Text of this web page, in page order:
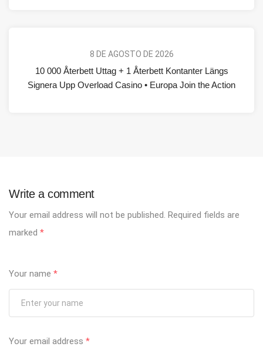
8 DE AGOSTO DE 2026
10 000 Återbett Uttag + 1 Återbett Kontanter Längs
Signera Upp Overload Casino • Europa Join the Action
Write a comment
Your email address will not be published. Required fields are
marked *
Your name *
Your email address *